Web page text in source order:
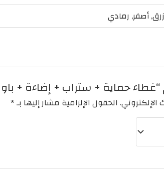
أصفر, رمادي
حماية + ستراب + إضاءة + باوربانك
الإلكتروني. الحقول الإلزامية مشار إليها بـ*